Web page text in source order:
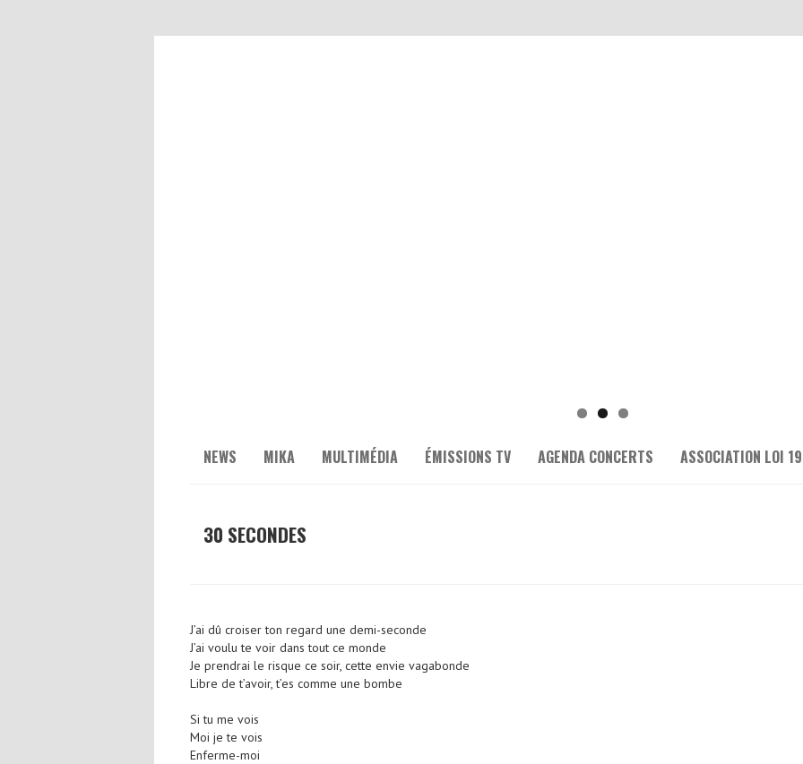
NEWS MIKA MULTIMÉDIA ÉMISSIONS TV AGENDA CONCERTS ASSOCIATION LOI
30 SECONDES
J’ai dû croiser ton regard une demi-seconde
J’ai voulu te voir dans tout ce monde
Je prendrai le risque ce soir, cette envie vagabonde
Libre de t’avoir, t’es comme une bombe
Si tu me vois
Moi je te vois
Enferme-moi